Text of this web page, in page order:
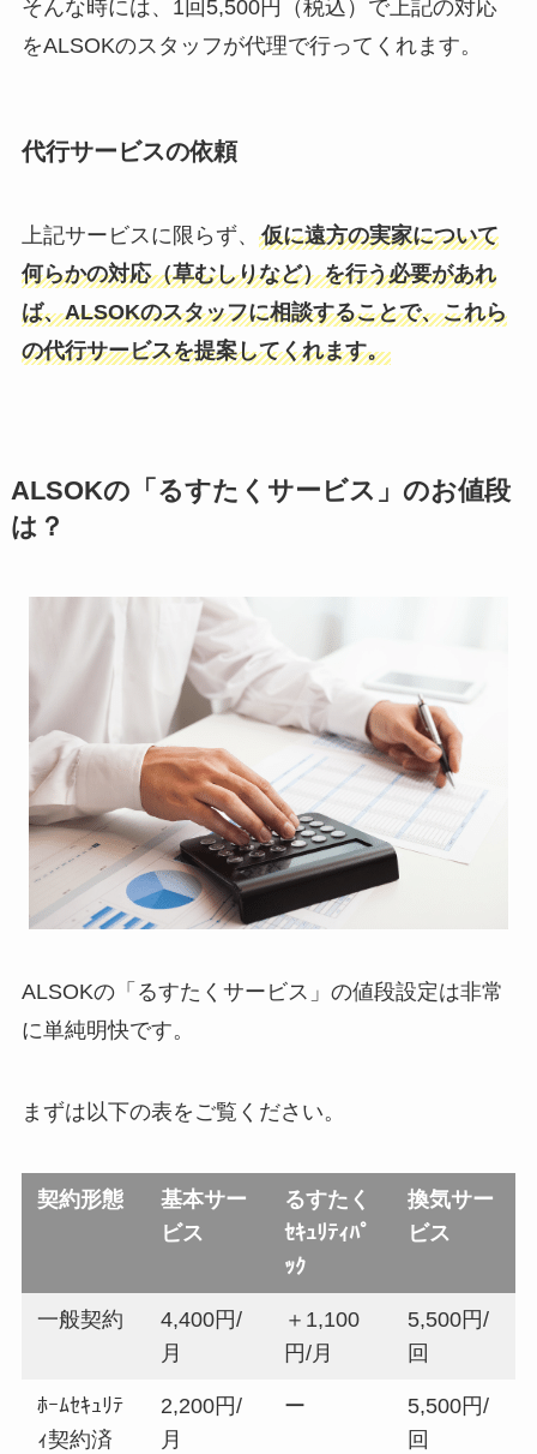
そんな時には、1回5,500円（税込）で上記の対応
をALSOKのスタッフが代理で行ってくれます。
代行サービスの依頼
上記サービスに限らず、 仮に遠方の実家について
何らかの対応（草むしりなど）を行う必要があれ
ば、ALSOKのスタッフに相談することで、これら
の代行サービスを提案してくれます。
ALSOKの「るすたくサービス」のお値段
は？
ALSOKの「るすたくサービス」の値段設定は非常
に単純明快です。
まずは以下の表をご覧ください。
契約形態
基本サー
ビス
るすたく
ｾｷｭﾘﾃｨﾊﾟ
ｯｸ
換気サー
ビス
一般契約
4,400円/
月
＋1,100
円/月
5,500円/
回
ﾎｰﾑｾｷｭﾘﾃ
ｨ契約済
2,200円/
月
ー
5,500円/
回